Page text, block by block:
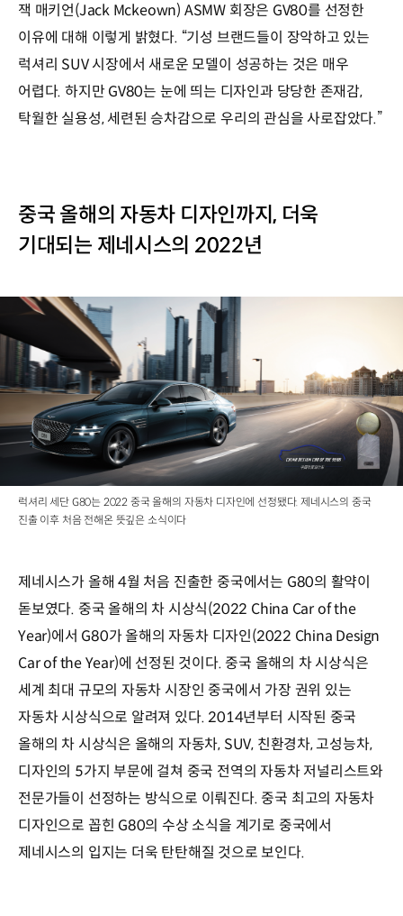
잭 매키언(Jack Mckeown) ASMW 회장은 GV80를 선정한
이유에 대해 이렇게 밝혔다. “기성 브랜드들이 장악하고 있는
럭셔리 SUV 시장에서 새로운 모델이 성공하는 것은 매우
어렵다. 하지만 GV80는 눈에 띄는 디자인과 당당한 존재감,
탁월한 실용성, 세련된 승차감으로 우리의 관심을 사로잡았다.”
중국 올해의 자동차 디자인까지, 더욱
기대되는 제네시스의 2022년
럭셔리 세단 G80는 2022 중국 올해의 자동차 디자인에 선정됐다. 제네시스의 중국
진출 이후 처음 전해온 뜻깊은 소식이다
제네시스가 올해 4월 처음 진출한 중국에서는 G80의 활약이
돋보였다. 중국 올해의 차 시상식(2022 China Car of the
Year)에서 G80가 올해의 자동차 디자인(2022 China Design
Car of the Year)에 선정된 것이다. 중국 올해의 차 시상식은
세계 최대 규모의 자동차 시장인 중국에서 가장 권위 있는
자동차 시상식으로 알려져 있다. 2014년부터 시작된 중국
올해의 차 시상식은 올해의 자동차, SUV, 친환경차, 고성능차,
디자인의 5가지 부문에 걸쳐 중국 전역의 자동차 저널리스트와
전문가들이 선정하는 방식으로 이뤄진다. 중국 최고의 자동차
디자인으로 꼽힌 G80의 수상 소식을 계기로 중국에서
제네시스의 입지는 더욱 탄탄해질 것으로 보인다.